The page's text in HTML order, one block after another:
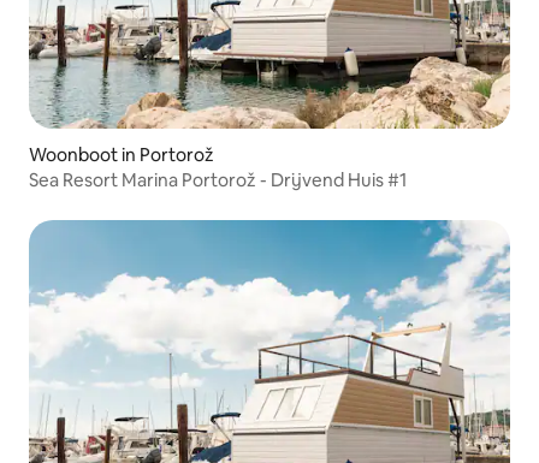
Woonboot in Portorož
Sea Resort Marina Portorož - Drijvend Huis #1